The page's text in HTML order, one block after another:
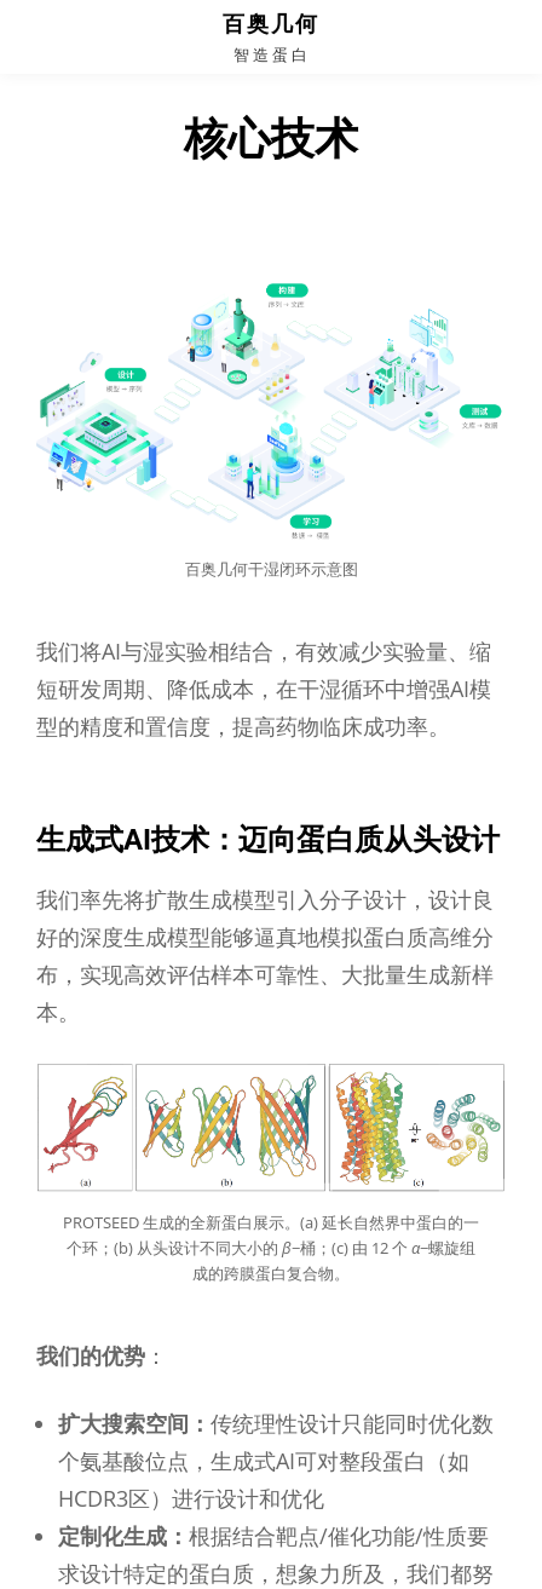
百奥几何
智 造 蛋 白
核心技术
百奥几何干湿闭环示意图
我们将AI与湿实验相结合，有效减少实验量、缩
短研发周期、降低成本，在干湿循环中增强AI模
型的精度和置信度，提高药物临床成功率。
生成式AI技术：迈向蛋白质从头设计
我们率先将扩散生成模型引入分子设计，设计良
好的深度生成模型能够逼真地模拟蛋白质高维分
布，实现高效评估样本可靠性、大批量生成新样
本。
PROTSEED 生成的全新蛋白展示。(a) 延长自然界中蛋白的一
个环；(b) 从头设计不同大小的 β−桶；(c) 由 12 个 α−螺旋组
成的跨膜蛋白复合物。
我们的优势 ：
扩大搜索空间： 传统理性设计只能同时优化数
个氨基酸位点，生成式AI可对整段蛋白（如
HCDR3区）进行设计和优化
定制化生成： 根据结合靶点/催化功能/性质要
求设计特定的蛋白质，想象力所及，我们都努